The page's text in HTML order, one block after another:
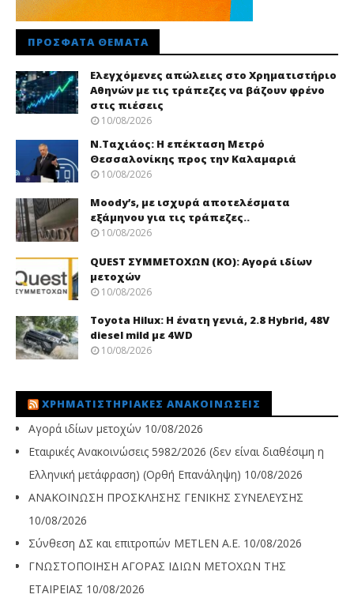
ΠΡΌΣΦΑΤΑ ΘΈΜΑΤΑ
Ελεγχόμενες απώλειες στο Χρηματιστήριο
Αθηνών με τις τράπεζες να βάζουν φρένο
στις πιέσεις
10/08/2026
Ν.Ταχιάος: Η επέκταση Μετρό
Θεσσαλονίκης προς την Καλαμαριά
10/08/2026
Moody’s, με ισχυρά αποτελέσματα
εξάμηνου για τις τράπεζες..
10/08/2026
QUEST ΣΥΜΜΕΤΟΧΩΝ (ΚΟ): Αγορά ιδίων
μετοχών
10/08/2026
Toyota Hilux: Η ένατη γενιά, 2.8 Hybrid, 48V
diesel mild με 4WD
10/08/2026
ΧΡΗΜΑΤΙΣΤΗΡΙΑΚΈΣ ΑΝΑΚΟΙΝΏΣΕΙΣ
Αγορά ιδίων μετοχών 10/08/2026
Εταιρικές Ανακοινώσεις 5982/2026 (δεν είναι διαθέσιμη η
Ελληνική μετάφραση) (Ορθή Επανάληψη) 10/08/2026
ΑΝΑΚΟΙΝΩΣΗ ΠΡΟΣΚΛΗΣΗΣ ΓΕΝΙΚΗΣ ΣΥΝΕΛΕΥΣΗΣ
10/08/2026
Σύνθεση ΔΣ και επιτροπών METLEN A.E. 10/08/2026
ΓΝΩΣΤΟΠΟΙΗΣΗ ΑΓΟΡΑΣ ΙΔΙΩΝ ΜΕΤΟΧΩΝ ΤΗΣ
ΕΤΑΙΡΕΙΑΣ 10/08/2026